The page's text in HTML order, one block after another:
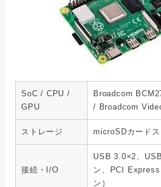
SoC / CPU /
GPU
Broadcom
/ Broadcom
ストレージ microSDカードス
接続・I/O
USB 3.0×2、
ン、PCI
ン）